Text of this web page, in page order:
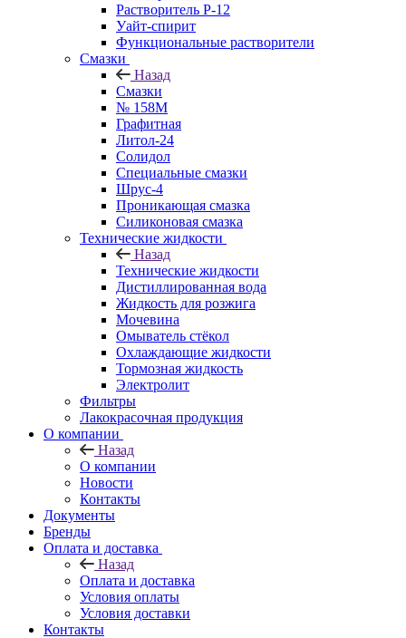
Растворитель Р-12
Уайт-спирит
Функциональные растворители
Смазки
Назад
Смазки
№ 158М
Графитная
Литол-24
Солидол
Специальные смазки
Шрус-4
Проникающая смазка
Силиконовая смазка
Технические жидкости
Назад
Технические жидкости
Дистиллированная вода
Жидкость для розжига
Мочевина
Омыватель стёкол
Охлаждающие жидкости
Тормозная жидкость
Электролит
Фильтры
Лакокрасочная продукция
О компании
Назад
О компании
Новости
Контакты
Документы
Бренды
Оплата и доставка
Назад
Оплата и доставка
Условия оплаты
Условия доставки
Контакты